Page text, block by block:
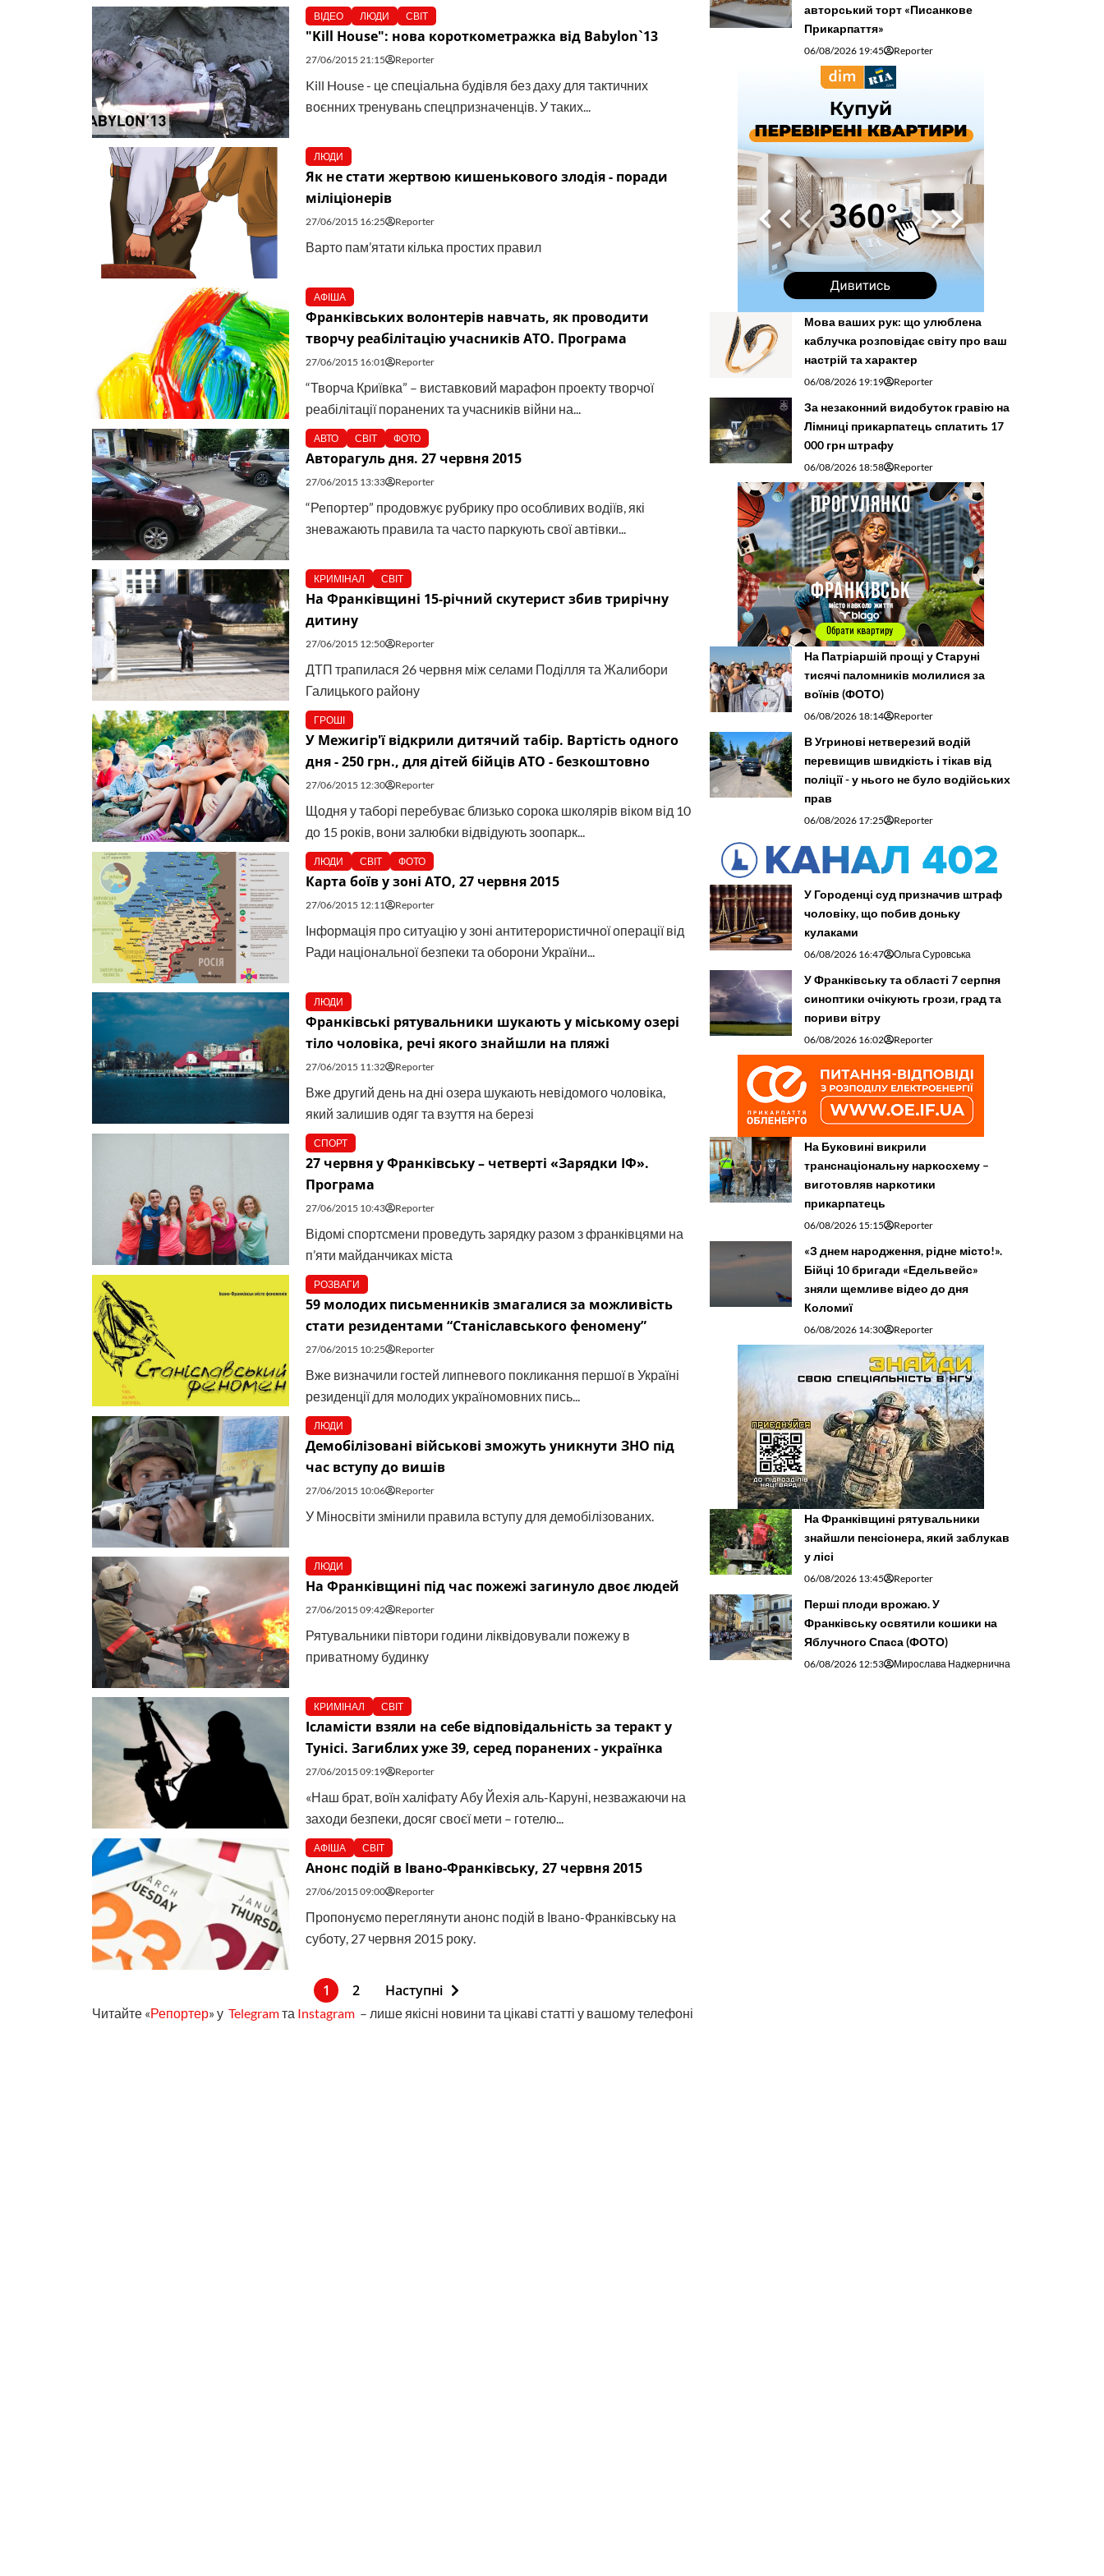
ВІДЕО ЛЮДИ СВІТ
"Kill House": нова короткометражка від Babylon`13
27/06/2015 21:15 Reporter
Kill House - це спеціальна будівля без даху для тактичних
воєнних тренувань спецпризначенців. У таких...
ЛЮДИ
Як не стати жертвою кишенькового злодія - поради
міліціонерів
27/06/2015 16:25 Reporter
Варто пам’ятати кілька простих правил
АФІША
Франківських волонтерів навчать, як проводити
творчу реабілітацію учасників АТО. Програма
27/06/2015 16:01 Reporter
“Творча Криївка” – виставковий марафон проекту творчої
реабілітації поранених та учасників війни на...
АВТО СВІТ ФОТО
Авторагуль дня. 27 червня 2015
27/06/2015 13:33 Reporter
“Репортер” продовжує рубрику про особливих водіїв, які
зневажають правила та часто паркують свої автівки...
КРИМІНАЛ СВІТ
На Франківщині 15-річний скутерист збив трирічну
дитину
27/06/2015 12:50 Reporter
ДТП трапилася 26 червня між селами Поділля та Жалибори
Галицького району
ГРОШІ
У Межигір'ї відкрили дитячий табір. Вартість одного
дня - 250 грн., для дітей бійців АТО - безкоштовно
27/06/2015 12:30 Reporter
Щодня у таборі перебуває близько сорока школярів віком від 10
до 15 років, вони залюбки відвідують зоопарк...
ЛЮДИ СВІТ ФОТО
Карта боїв у зоні АТО, 27 червня 2015
27/06/2015 12:11 Reporter
Інформація про ситуацію у зоні антитерористичної операції від
Ради національної безпеки та оборони України...
ЛЮДИ
Франківські рятувальники шукають у міському озері
тіло чоловіка, речі якого знайшли на пляжі
27/06/2015 11:32 Reporter
Вже другий день на дні озера шукають невідомого чоловіка,
який залишив одяг та взуття на березі
СПОРТ
27 червня у Франківську – четверті «Зарядки ІФ».
Програма
27/06/2015 10:43 Reporter
Відомі спортсмени проведуть зарядку разом з франківцями на
п’яти майданчиках міста
РОЗВАГИ
59 молодих письменників змагалися за можливість
стати резидентами “Станіславського феномену”
27/06/2015 10:25 Reporter
Вже визначили гостей липневого покликання першої в Україні
резиденції для молодих україномовних пись...
ЛЮДИ
Демобілізовані військові зможуть уникнути ЗНО під
час вступу до вишів
27/06/2015 10:06 Reporter
У Міносвіти змінили правила вступу для демобілізованих.
ЛЮДИ
На Франківщині під час пожежі загинуло двоє людей
27/06/2015 09:42 Reporter
Рятувальники півтори години ліквідовували пожежу в
приватному будинку
КРИМІНАЛ СВІТ
Ісламісти взяли на себе відповідальність за теракт у
Тунісі. Загиблих уже 39, серед поранених - українка
27/06/2015 09:19 Reporter
«Наш брат, воїн халіфату Абу Йехія аль-Каруні, незважаючи на
заходи безпеки, досяг своєї мети – готелю...
АФІША СВІТ
Анонс подій в Івано-Франківську, 27 червня 2015
27/06/2015 09:00 Reporter
Пропонуємо переглянути анонс подій в Івано-Франківську на
суботу, 27 червня 2015 року.
1 2 Наступні
Читайте «Репортер» у Telegramта Instagram – лише якісні новини та цікаві статті у вашому телефоні
авторський торт «Писанкове
Прикарпаття»
06/08/2026 19:45 Reporter
Мова ваших рук: що улюблена
каблучка розповідає світу про ваш
настрій та характер
06/08/2026 19:19 Reporter
За незаконний видобуток гравію на
Лімниці прикарпатець сплатить 17
000 грн штрафу
06/08/2026 18:58 Reporter
На Патріаршій прощі у Старуні
тисячі паломників молилися за
воїнів (ФОТО)
06/08/2026 18:14 Reporter
В Угринові нетверезий водій
перевищив швидкість і тікав від
поліції - у нього не було водійських
прав
06/08/2026 17:25 Reporter
У Городенці суд призначив штраф
чоловіку, що побив доньку
кулаками
06/08/2026 16:47 Ольга Суровська
У Франківську та області 7 серпня
синоптики очікують грози, град та
пориви вітру
06/08/2026 16:02 Reporter
На Буковині викрили
транснаціональну наркосхему –
виготовляв наркотики
прикарпатець
06/08/2026 15:15 Reporter
«З днем народження, рідне місто!».
Бійці 10 бригади «Едельвейс»
зняли щемливе відео до дня
Коломиї
06/08/2026 14:30 Reporter
На Франківщині рятувальники
знайшли пенсіонера, який заблукав
у лісі
06/08/2026 13:45 Reporter
Перші плоди врожаю. У
Франківську освятили кошики на
Яблучного Спаса (ФОТО)
06/08/2026 12:53 Мирослава Надкернична